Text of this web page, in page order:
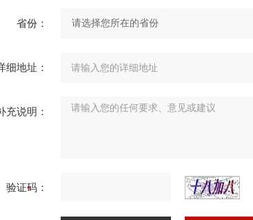
省份：
细地址：
充说明：
验证码：